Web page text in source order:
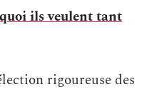
ils veulent tant
rigoureuse des